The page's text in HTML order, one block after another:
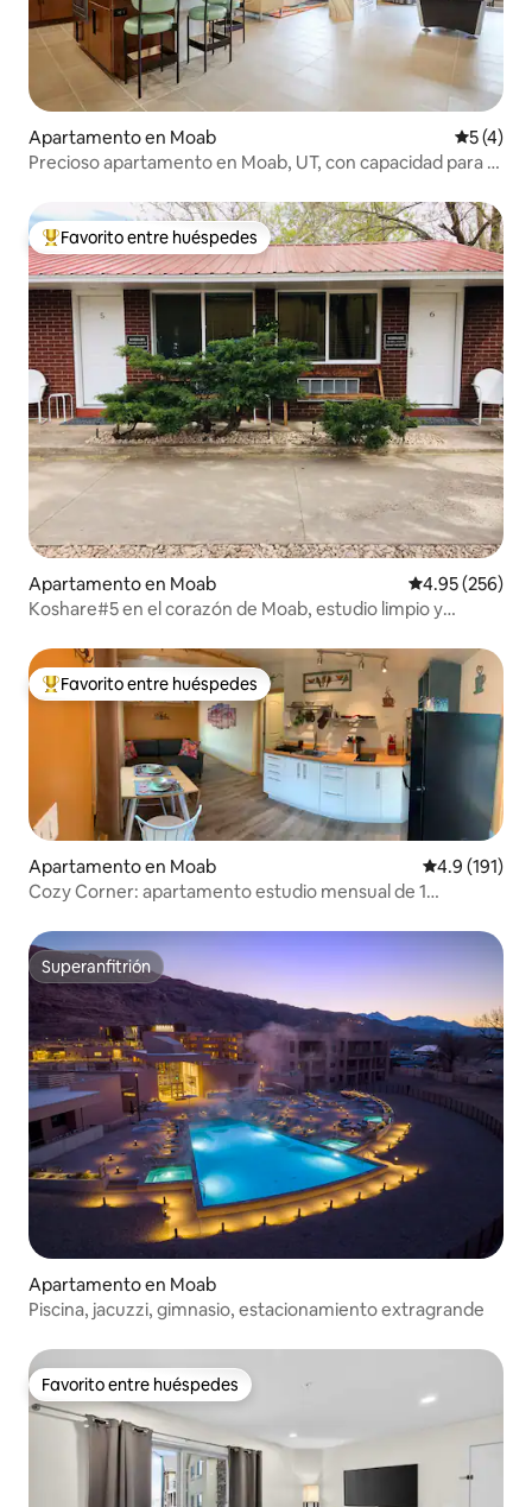
Apartamento en Moab
5 (4)
Precioso apartamento en Moab, UT, con capacidad para 4
Favorito entre huéspedes preferido
Favorito entre huéspedes
Apartamento en Moab Calificación
4.95 (256)
Koshare#5 en el corazón de Moab, estudio limpio y
Favorito entre huéspedes preferido
Favorito entre huéspedes
Apartamento en Moab Calificación
4.9 (191)
Cozy Corner: apartamento estudio mensual de 1
Superanfitrión
Superanfitrión
Apartamento en Moab
Piscina, jacuzzi, gimnasio, estacionamiento extragrande
Favorito entre huéspedes
Favorito entre huéspedes